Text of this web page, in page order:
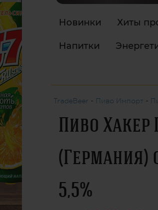
Новинки Хиты
Напитки
TradeBeer - Пиво Импорт -
Пиво Хакер
(Германия)
5,5%